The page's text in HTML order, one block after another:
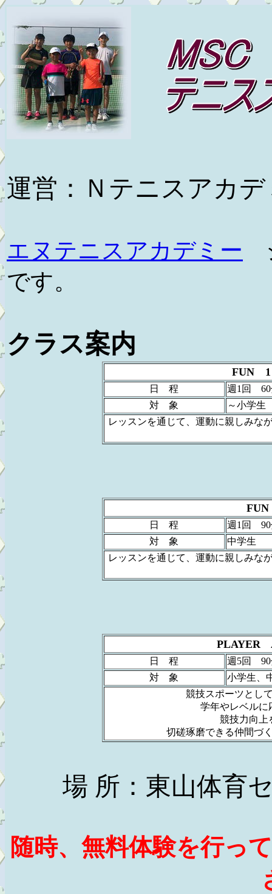
運営：Ｎテニスアカ
エヌテニスアカデミー
です。
クラス案内
FUN 1
日 程
週1回 60
対 象
～小学生
レッスンを通じて、運動に親しみな
日 程
週1回 90
対 象
中学生
レッスンを通じて、運動に親しみな
PLAYER
日 程
週5回 90
対 象
小学生、
競技スポーツとし
学年やレベルに
競技力向上
切磋琢磨できる仲間づ
場 所：東山体育
随時、無料体験を行っ